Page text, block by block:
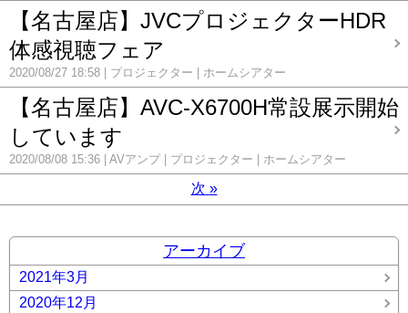
【名古屋店】JVCプロジェクターHDR
体感視聴フェア
2020/08/27 18:58 プロジェクター ホームシアター
【名古屋店】AVC-X6700H常設展示開始
しています
2020/08/08 15:36 AVアンプ プロジェクター ホームシアター
次 »
アーカイブ
2021年3月
2020年12月